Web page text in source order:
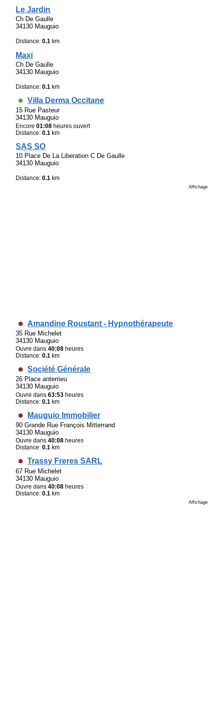
Le Jardin
Ch De Gaulle
34130 Mauguio
Distance:0.1 km
Maxi
Ch De Gaulle
34130 Mauguio
Distance:0.1 km
Villa Derma Occitane
15 Rue Pasteur
34130 Mauguio
Encore01:08 heures ouvert
Distance:0.1 km
SAS SO
10 Place De La Liberation C De Gaulle
34130 Mauguio
Distance:0.1 km
Affichage
Amandine Roustant - Hypnothérapeute
35 Rue Michelet
34130 Mauguio
Ouvre dans40:08 heures
Distance:0.1 km
Société Générale
26 Place anterrieu
34130 Mauguio
Ouvre dans63:53 heures
Distance:0.1 km
Mauguio Immobilier
90 Grande Rue François Mitterrand
34130 Mauguio
Ouvre dans40:08 heures
Distance:0.1 km
Trassy Freres SARL
67 Rue Michelet
34130 Mauguio
Ouvre dans40:08 heures
Distance:0.1 km
Affichage